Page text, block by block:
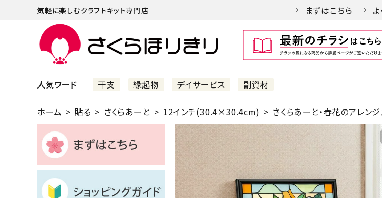
気軽に楽しむクラフトキット専門店 まずはこちら
人気ワード 干支 縁起物 デイサービス 副資材
まずはこちら
ショッピングガイド
よくあるご質問
すべての商品
ホーム 貼る さくらあーと 12インチ(30.4×30.4cm) さくらあーと・春花のアレンジ